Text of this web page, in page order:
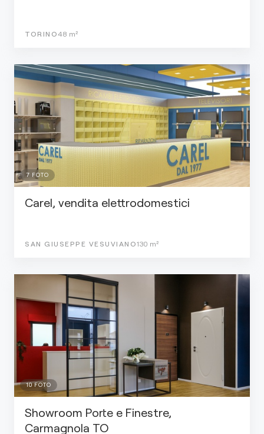
TORINO48 m²
7 FOTO
Carel, vendita elettrodomestici
SAN GIUSEPPE VESUVIANO130 m²
10FOTO
Showroom Porte e Finestre,
Carmagnola TO